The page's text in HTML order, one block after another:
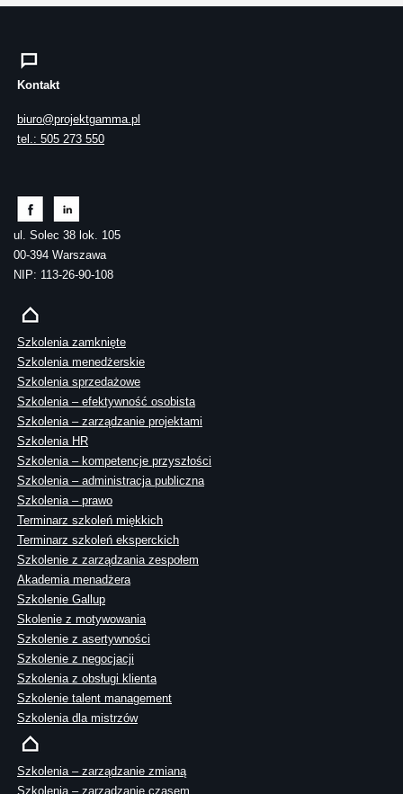
Kontakt
biuro@projektgamma.pl
tel.: 505 273 550
ul. Solec 38 lok. 105
00-394 Warszawa
NIP: 113-26-90-108
Szkolenia zamknięte
Szkolenia menedżerskie
Szkolenia sprzedażowe
Szkolenia – efektywność osobista
Szkolenia – zarządzanie projektami
Szkolenia HR
Szkolenia – kompetencje przyszłości
Szkolenia – administracja publiczna
Szkolenia – prawo
Terminarz szkoleń miękkich
Terminarz szkoleń eksperckich
Szkolenie z zarządzania zespołem
Akademia menadżera
Szkolenie Gallup
Skolenie z motywowania
Szkolenie z asertywności
Szkolenie z negocjacji
Szkolenia z obsługi klienta
Szkolenie talent management
Szkolenia dla mistrzów
Szkolenia – zarządzanie zmianą
Szkolenia – zarządzanie czasem